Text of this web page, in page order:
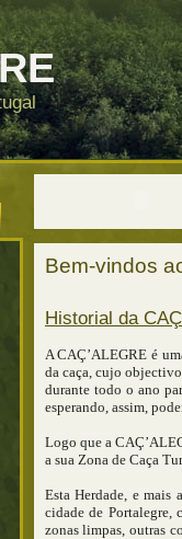
Bem-vindos
Historial da
A CAÇ’ALEGRE é
da caça, cujo
durante todo o ano
esperando, assim,
Logo que a
a sua Zona de Caça
Esta Herdade, e mais
cidade de Portalegre,
zonas limpas, outras